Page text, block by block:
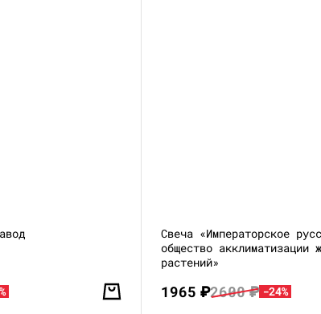
Свеча «Императорское
общество акклиматизации
растений»
1965₽2600₽ -24%